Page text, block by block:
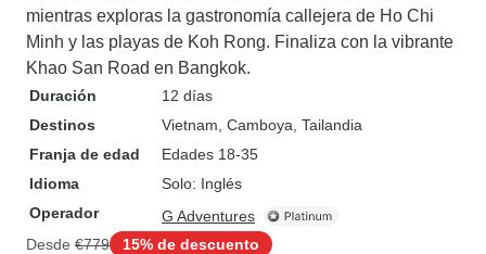
mientras exploras la gastronomía callejera de Ho Chi
Minh y las playas de Koh Rong. Finaliza con la vibrante
Khao San Road en Bangkok.
Duración
12 días
Destinos
Vietnam , Camboya , Tailandia
Franja de edad
Edades 18-35
Idioma
Solo: Inglés
Operador
G Adventures
Desde €779 15% de descuento